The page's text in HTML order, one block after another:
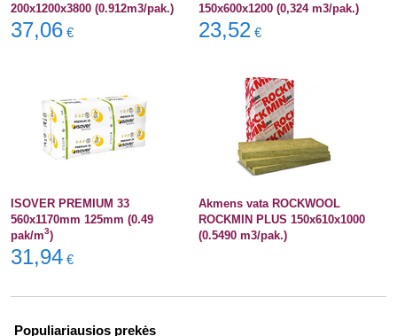
200x1200x3800 (0.912m3/pak.)
37,06 €
150x600x1200 (0,324 m3/pak.)
23,52 €
ISOVER PREMIUM 33
560x1170mm 125mm (0.49
pak/m3)
31,94 €
Akmens vata ROCKWOOL
ROCKMIN PLUS 150x610x1000
(0.5490 m3/pak.)
Populiariausios prekės